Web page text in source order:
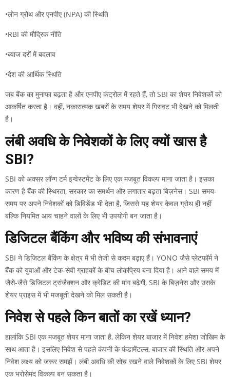
•लोन ग्रोथ और एनपीए (NPA) की स्थिति
•RBI की मौद्रिक नीति
•ब्याज दरों में बदलाव
•देश की आर्थिक स्थिति
जब बैंक का मुनाफा बढ़ता है और एनपीए कंट्रोल में रहते हैं, तो SBI का शेयर निवेशकों को
आकर्षित करता है। वहीं, नकारात्मक खबरों के समय शेयर में गिरावट भी देखने को मिलती
है।
लंबी अवधि के निवेशकों के लिए क्यों खास है
SBI?
SBI को अक्सर लॉन्ग टर्म इन्वेस्टमेंट के लिए एक मजबूत विकल्प माना जाता है। इसका
कारण है बैंक की स्थिरता, सरकार का समर्थन और लगातार बढ़ता बिज़नेस। SBI समय-
समय पर अपने निवेशकों को डिविडेंड भी देता है, जिससे यह शेयर केवल ग्रोथ ही नहीं
बल्कि नियमित आय चाहने वालों के लिए भी उपयोगी बन जाता है।
डिजिटल बैंकिंग और भविष्य की संभावनाएं
SBI ने डिजिटल बैंकिंग के क्षेत्र में भी तेजी से कदम बढ़ाए हैं। YONO जैसे प्लेटफॉर्म ने
बैंक को युवाओं और टेक-सेवी ग्राहकों के बीच लोकप्रिय बना दिया है। आने वाले समय में
जैसे-जैसे डिजिटल ट्रांजैक्शन और क्रेडिट की मांग बढ़ेगी, SBI के बिज़नेस और उसके
शेयर प्राइस में भी मजबूती देखने को मिल सकती है।
निवेश से पहले किन बातों का रखें ध्यान?
हालांकि SBI एक मजबूत शेयर माना जाता है, लेकिन शेयर बाजार में निवेश हमेशा जोखिम के
साथ आता है। इसलिए निवेश से पहले कंपनी के फंडामेंटल्स, बाजार की स्थिति और अपने
निवेश लक्ष्य को जरूर समझें। लंबी अवधि की सोच रखने वाले निवेशकों के लिए SBI शेयर
एक भरोसेमंद विकल्प बन सकता है।